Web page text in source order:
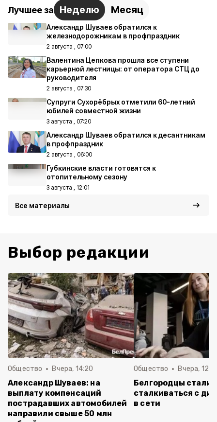
Лучшее за Неделю Месяц
Александр Шуваев обратился к
железнодорожникам в профпраздник
2 августа , 07:00
Валентина Цепкова прошла все ступени
карьерной лестницы: от оператора СТЦ до
руководителя
2 августа , 07:30
Супруги Сухорёбрых отметили 60-летний
юбилей совместной жизни
3 августа , 07:20
Александр Шуваев обратился к десантникам
в профпраздник
2 августа , 06:00
Губкинские власти готовятся к
отопительному сезону
3 августа , 12:01
Все материалы
Выбор редакции
Общество Вчера, 14:20
Александр Шуваев: на
выплату компенсаций
пострадавших автомобилей
направили свыше 50 млн
Общество Вчера,
Белгородцы стали
сталкиваться с
в сети